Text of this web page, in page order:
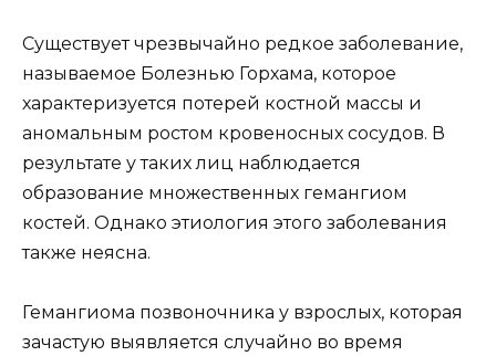
Существует чрезвычайно редкое заболевание,
называемое Болезнью Горхама, которое
характеризуется потерей костной массы и
аномальным ростом кровеносных сосудов. В
результате у таких лиц наблюдается
образование множественных гемангиом
костей. Однако этиология этого заболевания
также неясна.
Гемангиома позвоночника у взрослых, которая
зачастую выявляется случайно во время